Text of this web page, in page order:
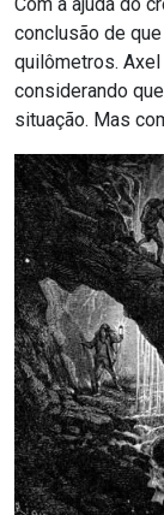
conclusão de
quilômetros.
considerando
situação. Mas